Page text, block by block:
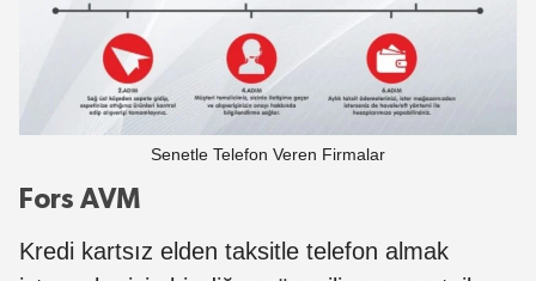
Senetle Telefon Veren Firmalar
Fors AVM
Kredi kartsız elden taksitle telefon almak